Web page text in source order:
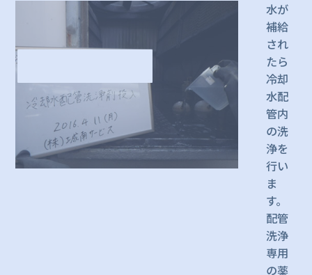
水が
補給
され
たら
冷却
水配
管内
の洗
浄を
行い
ま
す。
配管
洗浄
専用
の薬